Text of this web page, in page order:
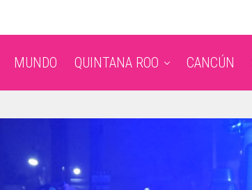
MUNDO QUINTANA ROO CANCÚN